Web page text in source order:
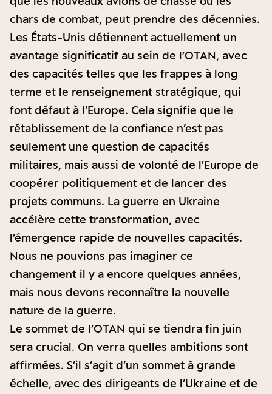
chars de combat, peut prendre des décennies.
Les États-Unis détiennent actuellement un
avantage significatif au sein de l’OTAN, avec
des capacités telles que les frappes à long
terme et le renseignement stratégique, qui
font défaut à l’Europe. Cela signifie que le
rétablissement de la confiance n’est pas
seulement une question de capacités
militaires, mais aussi de volonté de l’Europe de
coopérer politiquement et de lancer des
projets communs. La guerre en Ukraine
accélère cette transformation, avec
l’émergence rapide de nouvelles capacités.
Nous ne pouvions pas imaginer ce
changement il y a encore quelques années,
mais nous devons reconnaître la nouvelle
nature de la guerre.
Le sommet de l’OTAN qui se tiendra fin juin
sera crucial. On verra quelles ambitions sont
affirmées. S’il s’agit d’un sommet à grande
échelle, avec des dirigeants de l’Ukraine et de